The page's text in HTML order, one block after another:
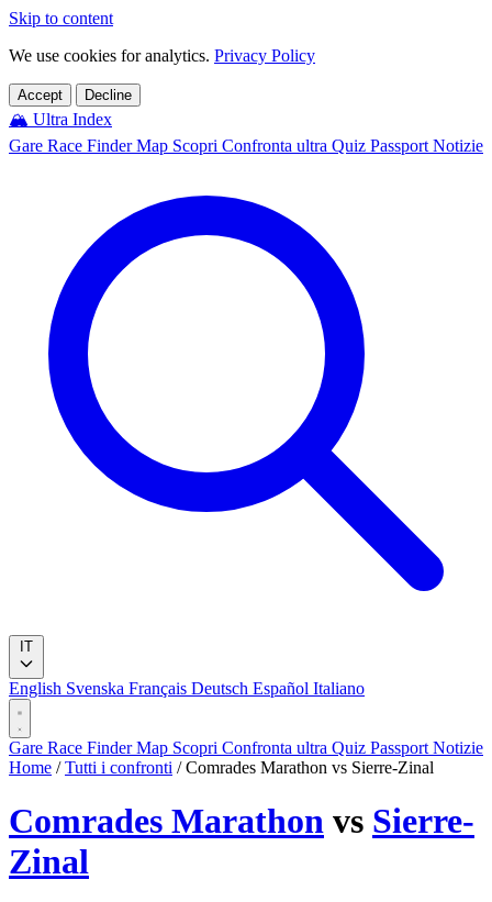
Skip to content
We use cookies for analytics. Privacy Policy
Accept Decline
🏔️ Ultra Index
Gare Race FinderMap Scopri Confronta ultra Quiz Passport Notizie
English Svenska Français Deutsch Español Italiano
Gare Race FinderMap Scopri Confronta ultra Quiz Passport Notizie
Home / Tutti i confronti / Comrades Marathon vs Sierre-Zinal
Comrades Marathon vs Sierre-
Zinal